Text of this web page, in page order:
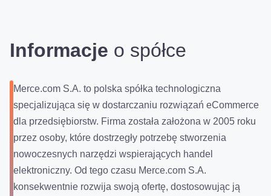
Informacje o spółce
Merce.com S.A. to polska spółka technologiczna
specjalizująca się w dostarczaniu rozwiązań eCommerce
dla przedsiębiorstw. Firma została założona w 2005 roku
przez osoby, które dostrzegły potrzebę stworzenia
nowoczesnych narzędzi wspierających handel
elektroniczny. Od tego czasu Merce.com S.A.
konsekwentnie rozwija swoją ofertę, dostosowując ją